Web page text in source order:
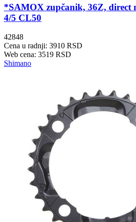
*SAMOX zupčanik, 36Z, direct
4/5 CL50
42848
Cena u radnji: 3910 RSD
Web cena: 3519 RSD
Shimano